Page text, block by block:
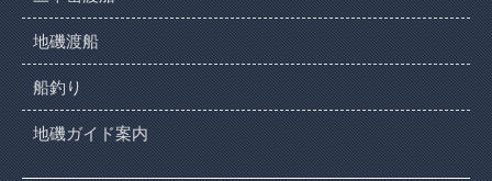
地磯渡船
船釣り
地磯ガイド案内